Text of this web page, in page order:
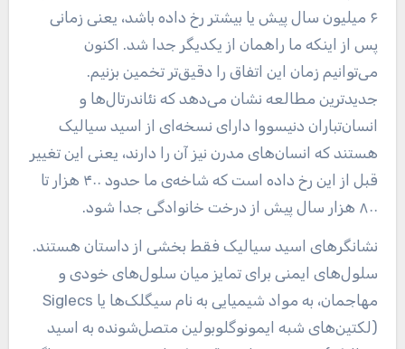
۶ میلیون سال پیش یا بیشتر رخ داده باشد، یعنی زمانی
پس از اینکه ما راهمان از یکدیگر جدا شد. اکنون
می‌توانیم زمان این اتفاق را دقیق‌تر تخمین بزنیم.
جدیدترین مطالعه نشان می‌دهد که نئاندرتال‌ها و
انسان‌تباران دنیسووا دارای نسخه‌ای از اسید سیالیک
هستند که انسان‌های مدرن نیز آن را دارند، یعنی این تغییر
قبل از این رخ داده است که شاخه‌ی ما حدود ۴۰۰ هزار تا
۸۰۰ هزار سال پیش از درخت خانوادگی جدا شود.
نشانگرهای اسید سیالیک فقط بخشی از داستان هستند.
سلول‌های ایمنی برای تمایز میان سلول‌های خودی و
مهاجمان، به مواد شیمیایی به نام سیگلک‌ها یا Siglecs
(لکتین‌های شبه ایمونوگلوبولین متصل‌شونده به اسید